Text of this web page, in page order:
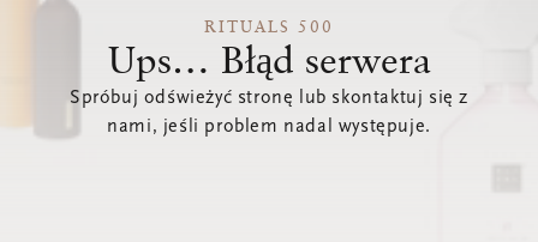
RITUALS 500
Ups… Błąd serwera
Spróbuj odświeżyć stronę lub skontaktuj się z
nami, jeśli problem nadal występuje.